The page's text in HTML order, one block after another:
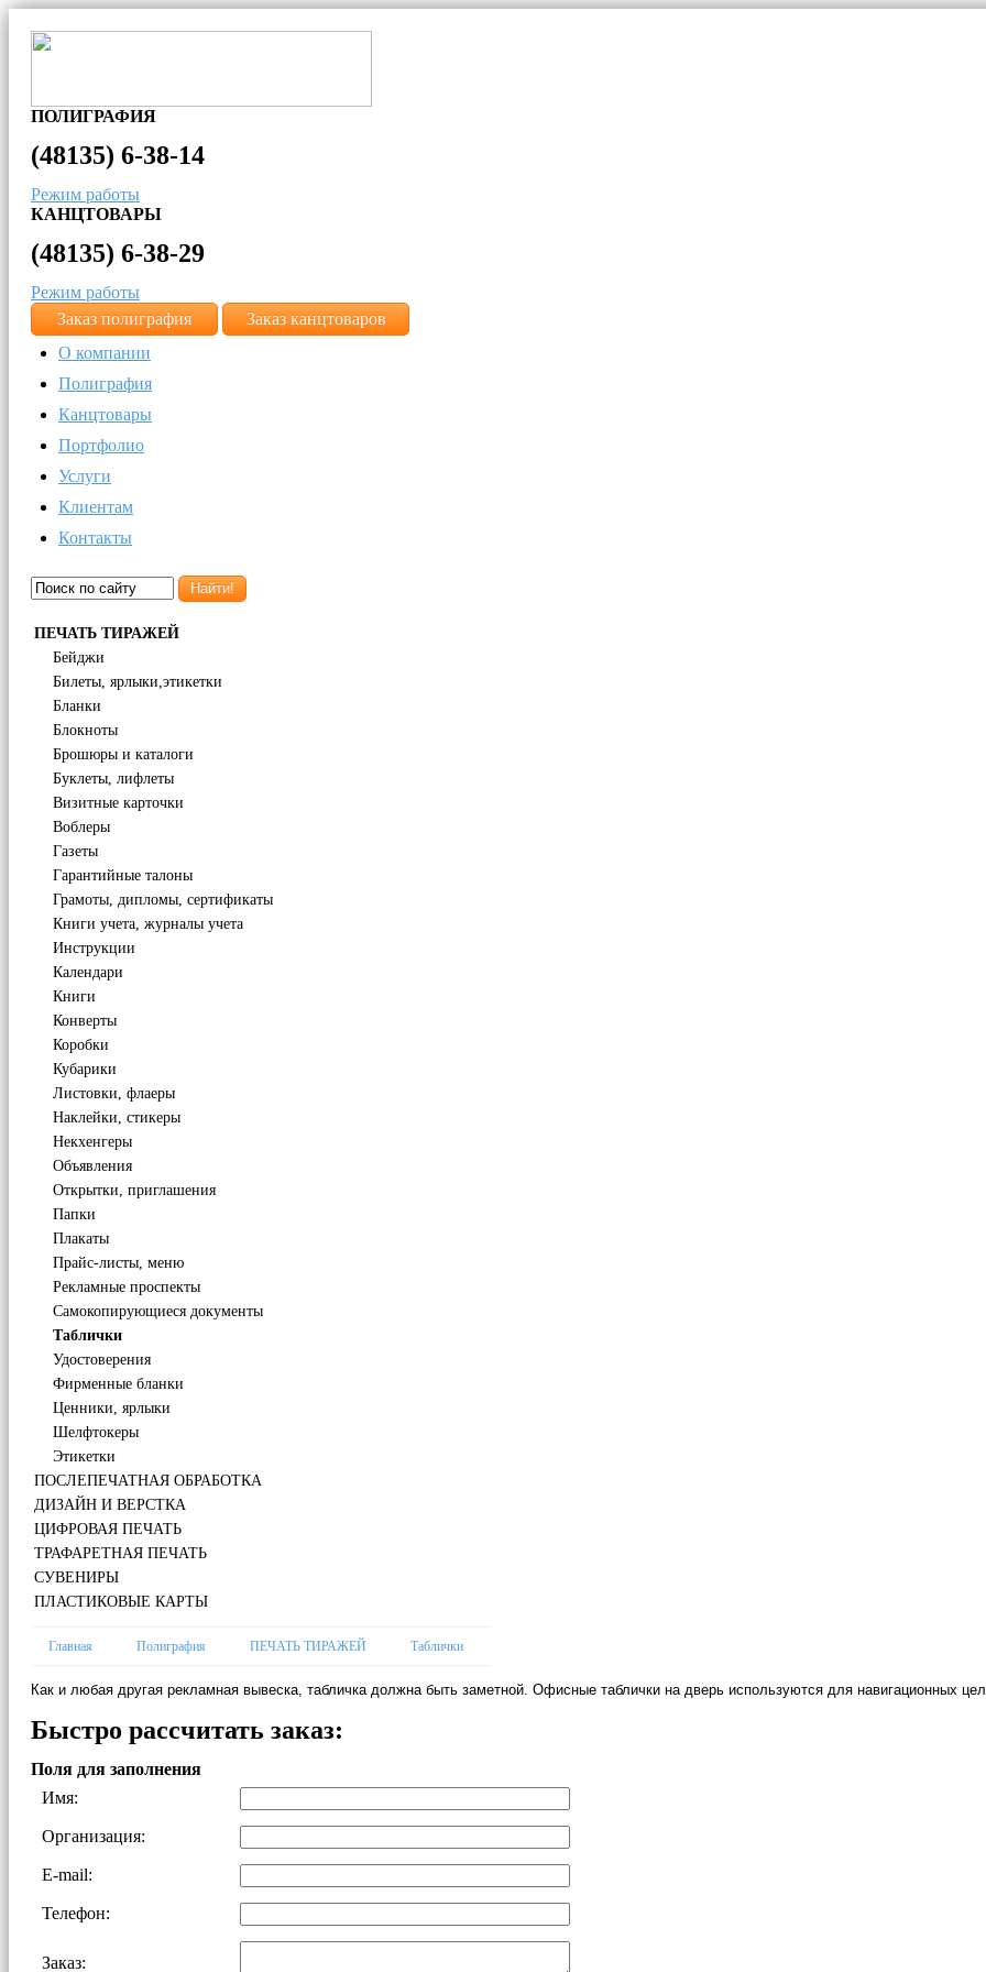
ПОЛИГРАФИЯ
(48135) 6-38-14
Режим работы
КАНЦТОВАРЫ
(48135) 6-38-29
Режим работы
Заказ полиграфия
Заказ канцтоваров
О компании
Полиграфия
Канцтовары
Портфолио
Услуги
Клиентам
Контакты
Найти!
ПЕЧАТЬ ТИРАЖЕЙ
Бейджи
Билеты, ярлыки,этикетки
Бланки
Блокноты
Брошюры и каталоги
Буклеты, лифлеты
Визитные карточки
Воблеры
Газеты
Гарантийные талоны
Грамоты, дипломы, сертификаты
Книги учета, журналы учета
Инструкции
Календари
Книги
Конверты
Коробки
Кубарики
Листовки, флаеры
Наклейки, стикеры
Некхенгеры
Объявления
Открытки, приглашения
Папки
Плакаты
Прайс-листы, меню
Рекламные проспекты
Самокопирующиеся документы
Таблички
Удостоверения
Фирменные бланки
Ценники, ярлыки
Шелфтокеры
Этикетки
ПОСЛЕПЕЧАТНАЯ ОБРАБОТКА
ДИЗАЙН И ВЕРСТКА
ЦИФРОВАЯ ПЕЧАТЬ
ТРАФАРЕТНАЯ ПЕЧАТЬ
СУВЕНИРЫ
ПЛАСТИКОВЫЕ КАРТЫ
Главная Полиграфия ПЕЧАТЬ ТИРАЖЕЙ Таблички
Как и любая другая рекламная вывеска, табличка должна быть заметной. Офисные таблички на дверь используются для навигационных
Быстро рассчитать заказ:
Поля для заполнения
Имя:
Организация:
E-mail:
Телефон:
Заказ: